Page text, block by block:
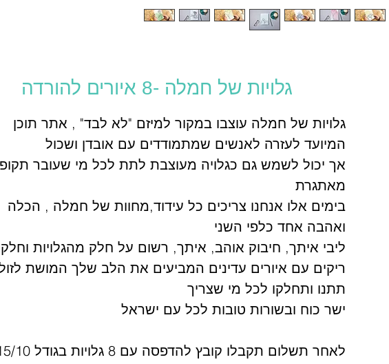
גלויות של חמלה -8 איורים להורדה
גלויות של חמלה עוצבו במקור למיזם "לא לבד" , אתר תוכן
המיועד לעזרה לאנשים שמתמודדים עם אובדן ושכול
אך יכול לשמש גם כגלויה מעוצבת לתת לכל מי שעובר
מאתגרת
בימים אלו אנחנו צריכים כל עידוד,מחוות של חמלה , הכלה
ואהבה אחד כלפי השני
ליבי איתך, חיבוק אוהב, איתך, רשום על חלק מהגלויות
ריקים עם איורים עדינים המביעים את הלב שלך המושת
תתנו ותחלקו לכל מי שצריך
ישר כוח ובשורות טובות לכל עם ישראל
לאחר תשלום תקבלו קובץ להדפסה עם 8 גלויות